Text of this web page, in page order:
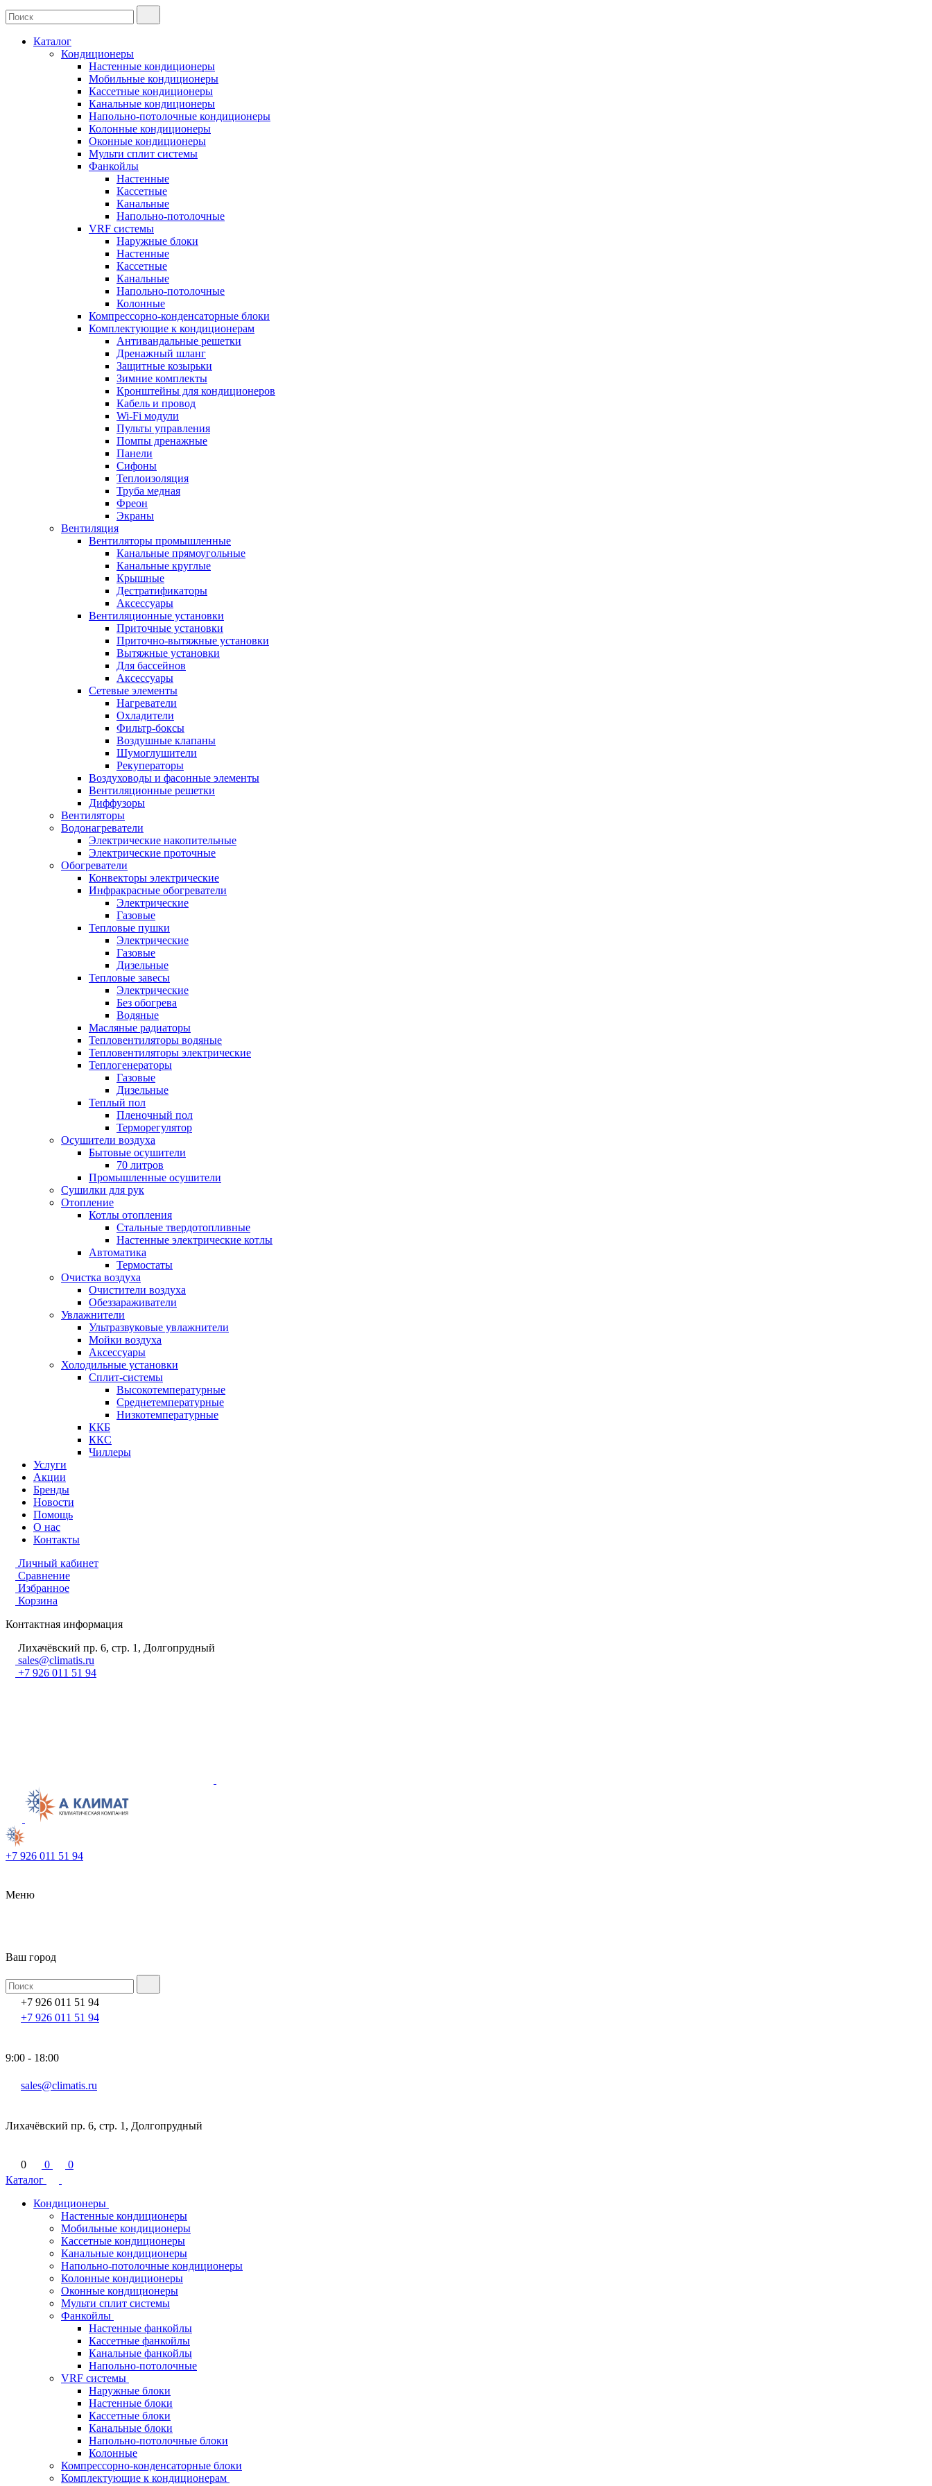
Каталог
Кондиционеры
Настенные кондиционеры
Мобильные кондиционеры
Кассетные кондиционеры
Канальные кондиционеры
Напольно-потолочные кондиционеры
Колонные кондиционеры
Оконные кондиционеры
Мульти сплит системы
Фанкойлы
Настенные
Кассетные
Канальные
Напольно-потолочные
VRF системы
Наружные блоки
Настенные
Кассетные
Канальные
Напольно-потолочные
Колонные
Компрессорно-конденсаторные блоки
Комплектующие к кондиционерам
Антивандальные решетки
Дренажный шланг
Защитные козырьки
Зимние комплекты
Кронштейны для кондиционеров
Кабель и провод
Wi-Fi модули
Пульты управления
Помпы дренажные
Панели
Сифоны
Теплоизоляция
Труба медная
Фреон
Экраны
Вентиляция
Вентиляторы промышленные
Канальные прямоугольные
Канальные круглые
Крышные
Дестратификаторы
Аксессуары
Вентиляционные установки
Приточные установки
Приточно-вытяжные установки
Вытяжные установки
Для бассейнов
Аксессуары
Сетевые элементы
Нагреватели
Охладители
Фильтр-боксы
Воздушные клапаны
Шумоглушители
Рекуператоры
Воздуховоды и фасонные элементы
Вентиляционные решетки
Диффузоры
Вентиляторы
Водонагреватели
Электрические накопительные
Электрические проточные
Обогреватели
Конвекторы электрические
Инфракрасные обогреватели
Электрические
Газовые
Тепловые пушки
Электрические
Газовые
Дизельные
Тепловые завесы
Электрические
Без обогрева
Водяные
Масляные радиаторы
Тепловентиляторы водяные
Тепловентиляторы электрические
Теплогенераторы
Газовые
Дизельные
Теплый пол
Пленочный пол
Терморегулятор
Осушители воздуха
Бытовые осушители
70 литров
Промышленные осушители
Сушилки для рук
Отопление
Котлы отопления
Стальные твердотопливные
Настенные электрические котлы
Автоматика
Термостаты
Очистка воздуха
Очистители воздуха
Обеззараживатели
Увлажнители
Ультразвуковые увлажнители
Мойки воздуха
Аксессуары
Холодильные установки
Сплит-системы
Высокотемпературные
Среднетемпературные
Низкотемпературные
ККБ
ККС
Чиллеры
Услуги
Акции
Бренды
Новости
Помощь
О нас
Контакты
Личный кабинет
Сравнение
Избранное
Корзина
Контактная информация
Лихачёвский пр. 6, стр. 1, Долгопрудный
sales@climatis.ru
+7 926 011 51 94
+7 926 011 51 94
Меню
Ваш город
+7 926 011 51 94
+7 926 011 51 94
9:00 - 18:00
sales@climatis.ru
Лихачёвский пр. 6, стр. 1, Долгопрудный
0 0
0
Каталог
Кондиционеры
Настенные кондиционеры
Мобильные кондиционеры
Кассетные кондиционеры
Канальные кондиционеры
Напольно-потолочные кондиционеры
Колонные кондиционеры
Оконные кондиционеры
Мульти сплит системы
Фанкойлы
Настенные фанкойлы
Кассетные фанкойлы
Канальные фанкойлы
Напольно-потолочные
VRF системы
Наружные блоки
Настенные блоки
Кассетные блоки
Канальные блоки
Напольно-потолочные блоки
Колонные
Компрессорно-конденсаторные блоки
Комплектующие к кондиционерам